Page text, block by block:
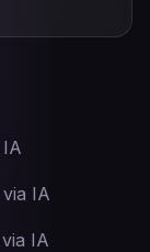
IA
IA